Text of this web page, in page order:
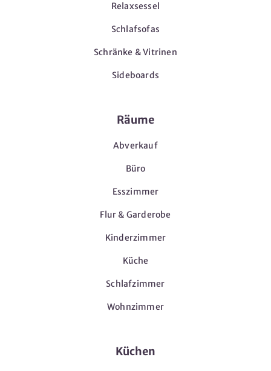
Relaxsessel
Schlafsofas
Schränke & Vitrinen
Sideboards
Räume
Abverkauf
Büro
Esszimmer
Flur & Garderobe
Kinderzimmer
Küche
Schlafzimmer
Wohnzimmer
Küchen